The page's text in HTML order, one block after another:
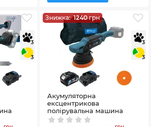
3
3
Знижка:1240 грн
3
3
Акумуляторна
ексцентрикова
полірувальна машина
PROFI-TEC PPM-1520CDA